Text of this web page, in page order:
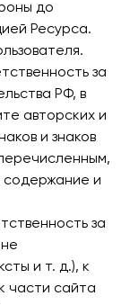
до
Ресурса.
за
РФ, в
авторских и
и знаков
содержание и
за
и т. д.), к
части сайта